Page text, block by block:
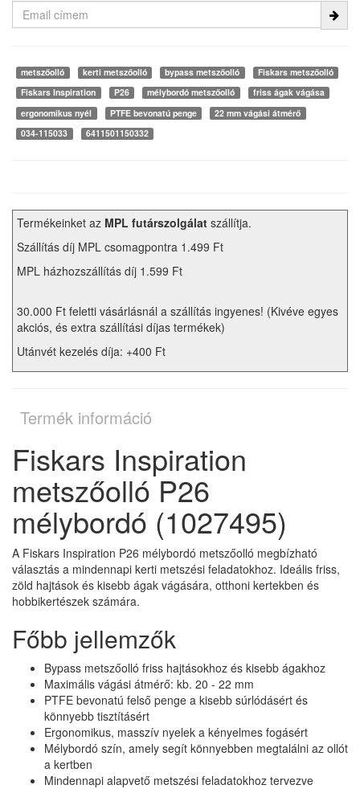
metszőolló kerti metszőolló bypass metszőolló
Fiskars metszőolló
Fiskars Inspiration
P26 mélybordó metszőolló
friss ágak vágása
ergonomikus nyél
PTFE bevonatú penge
22 mm vágási átmérő
034-115033
6411501150332
Termékeinket az MPL futárszolgálat szállítja.
Szállítás díj MPL csomagpontra 1.499 Ft
MPL házhozszállítás díj 1.599 Ft
30.000 Ft feletti vásárlásnál a szállítás ingyenes! (Kivéve egyes
akciós, és extra szállítási díjas termékek)
Utánvét kezelés díja: +400 Ft
Termék információ
Fiskars Inspiration
metszőolló P26
mélybordó (1027495)
A Fiskars Inspiration P26 mélybordó metszőolló megbízható
választás a mindennapi kerti metszési feladatokhoz. Ideális friss,
zöld hajtások és kisebb ágak vágására, otthoni kertekben és
hobbikertészek számára.
Főbb jellemzők
Bypass metszőolló friss hajtásokhoz és kisebb ágakhoz
Maximális vágási átmérő: kb. 20 - 22 mm
PTFE bevonatú felső penge a kisebb súrlódásért és
könnyebb tisztításért
Ergonomikus, masszív nyelek a kényelmes fogásért
Mélybordó szín, amely segít könnyebben megtalálni az ollót
a kertben
Mindennapi alapvető metszési feladatokhoz tervezve